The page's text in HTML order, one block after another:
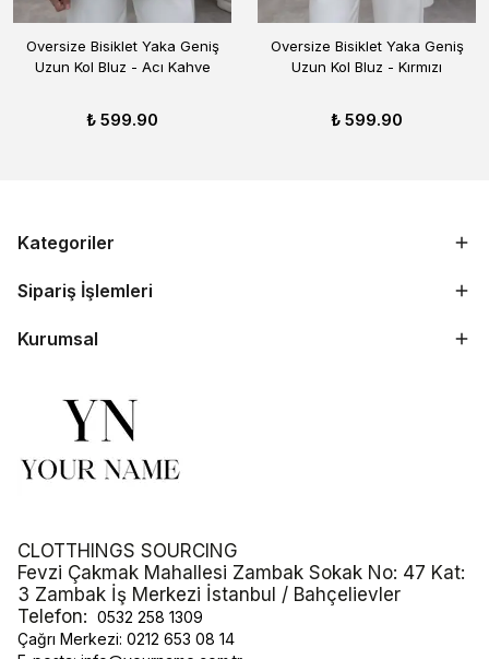
Oversize Bisiklet Yaka Geniş
Uzun Kol Bluz - Acı Kahve
₺ 599.90
Oversize Bisiklet Yaka Geniş
Uzun Kol Bluz - Kırmızı
₺ 599.90
Kategoriler
Sipariş İşlemleri
Kurumsal
CLOTTHINGS SOURCING
Fevzi Çakmak Mahallesi Zambak Sokak No: 47 Kat:
3 Zambak İş Merkezi İstanbul / Bahçelievler
Telefon: 0532 258 1309
Çağrı Merkezi: 0212 653 08 14